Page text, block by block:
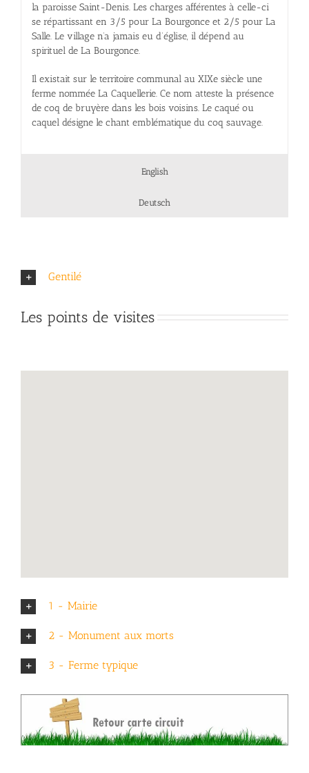
la paroisse Saint-Denis. Les charges afférentes à celle-ci
se répartissant en 3/5 pour La Bourgonce et 2/5 pour La
Salle. Le village n’a jamais eu d’église, il dépend au
spirituel de La Bourgonce.
Il existait sur le territoire communal au XIXe siècle une
ferme nommée La Caquellerie. Ce nom atteste la présence
de coq de bruyère dans les bois voisins. Le caqué ou
caquel désigne le chant emblématique du coq sauvage.
English
Deutsch
Gentilé
Les points de visites
1 - Mairie
2 - Monument aux morts
3 - Ferme typique